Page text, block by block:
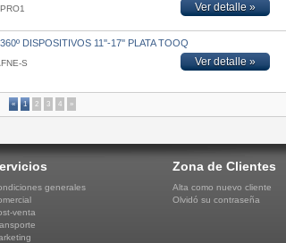
Ver detalle »
DISPOSITIVOS 11''-17'' PLATA TOOQ
S Ver detalle »
« 1 2 3 4 »
generales
venta
Zona de Clientes
Alta como nuevo cliente
Olvidó su contraseña